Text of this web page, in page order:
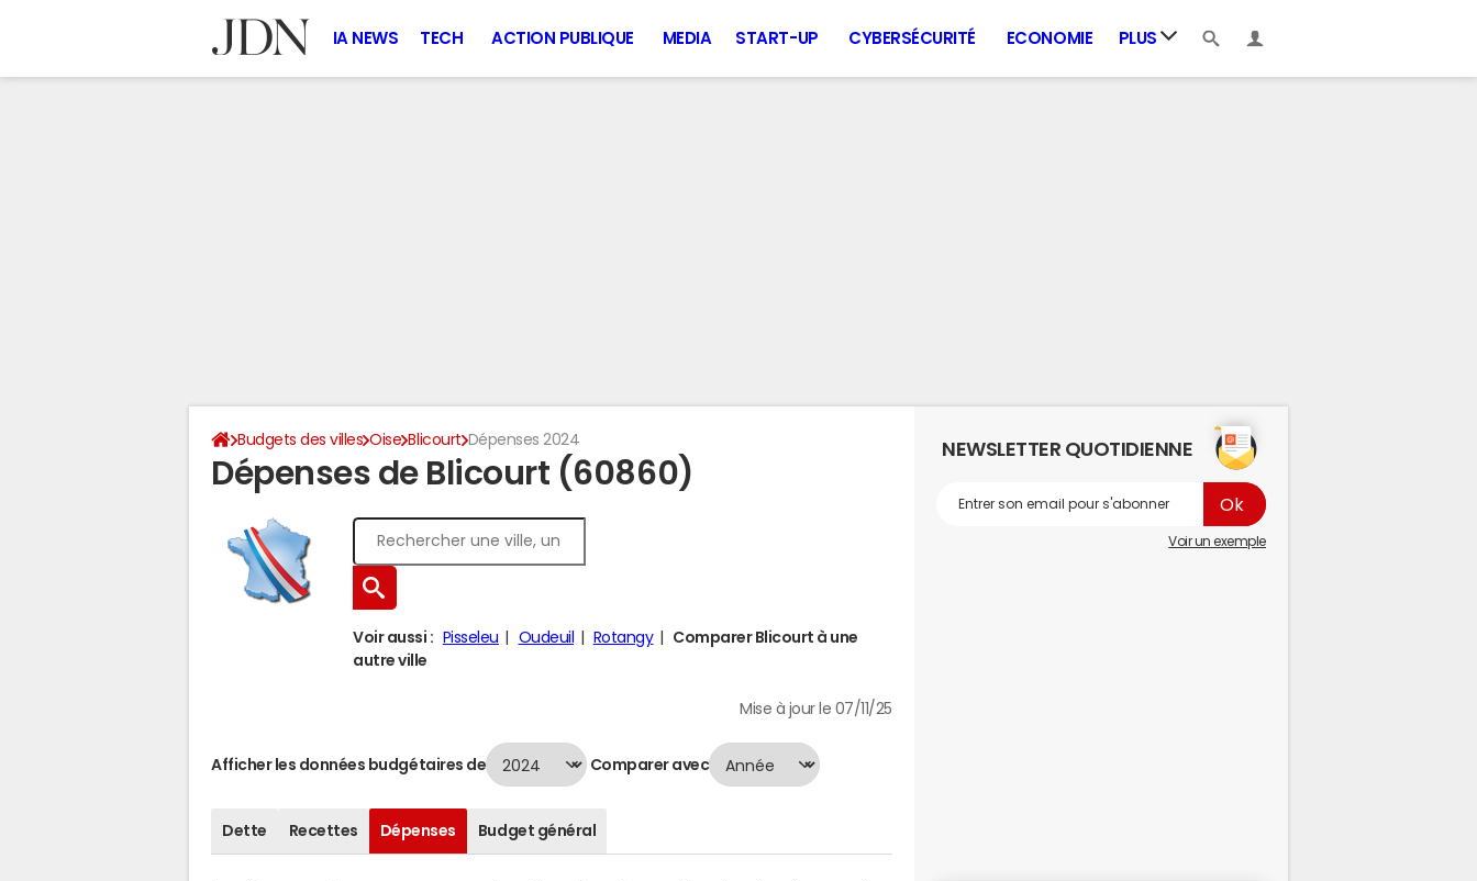
IA NEWS TECH ACTION PUBLIQUE MEDIA START-UP CYBERSÉCURITÉ ECONOMIE PLUS
Budgets des villes Oise Blicourt Dépenses 2024
Dépenses de Blicourt (60860)
Voir aussi : Pisseleu Oudeuil Rotangy
Comparer Blicourt à une
autre ville
Mise à jour le 07/11/25
Afficher les données budgétaires de Comparer avec
Dette Recettes Dépenses Budget général
NEWSLETTER QUOTIDIENNE
Voir un exemple